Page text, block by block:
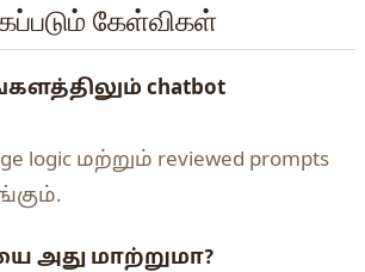
கேள்விகள்
chatbot
logic மற்றும் reviewed prompts
அது மாற்றுமா?